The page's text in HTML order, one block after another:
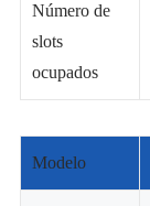
Número de
slots
ocupados
Modelo